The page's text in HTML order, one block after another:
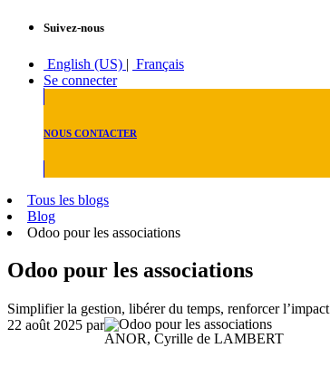
Suivez-nous
English (US) | Français
Se connecter
NOUS CONTACTER
Tous les blogs
Blog
Odoo pour les associations
Odoo pour les associations
Simplifier la gestion, libérer du temps, renforcer l’impact
22 août 2025 par
ANOR, Cyrille de LAMBERT